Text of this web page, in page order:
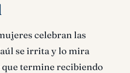
celebran las
se irrita y lo mira
que termine recibiendo